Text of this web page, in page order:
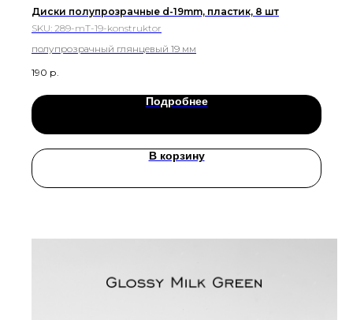
Диски полупрозрачные d-19mm, пластик, 8 шт
SKU: 289-mT-19-konstruktor
полупрозрачный глянцевый 19 мм
190 р.
Подробнее
В корзину